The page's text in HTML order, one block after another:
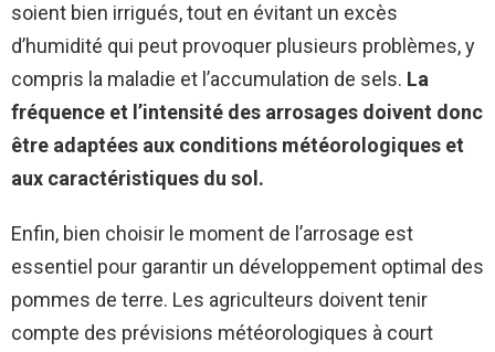
soient bien irrigués, tout en évitant un excès
d’humidité qui peut provoquer plusieurs problèmes, y
compris la maladie et l’accumulation de sels. La
fréquence et l’intensité des arrosages doivent donc
être adaptées aux conditions météorologiques et
aux caractéristiques du sol.
Enfin, bien choisir le moment de l’arrosage est
essentiel pour garantir un développement optimal des
pommes de terre. Les agriculteurs doivent tenir
compte des prévisions météorologiques à court